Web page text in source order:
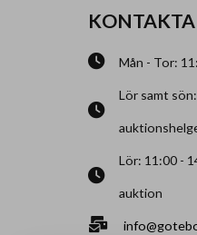
KONTAKTA
Mån - Tor:
Lör samt
Lör: 11:00 -
auktion